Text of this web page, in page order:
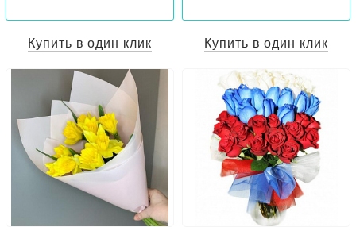
Купить в один клик Купить в один клик